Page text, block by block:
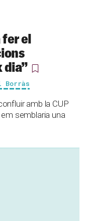
el
Borràs
amb la CUP
semblaria una